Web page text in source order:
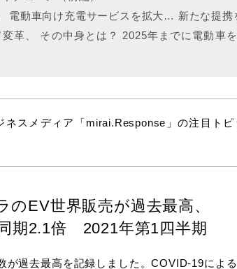
電動車向け充電サービスを拡大… 新たな提携
革、 その中身とは？ 2025年までに電動車
スメディア「mirai.Response」の注目トピ
のEV世界販売が過去最高、
期2.1倍 2021年第1四半期
が過去最高を記録しました。COVID-19によ